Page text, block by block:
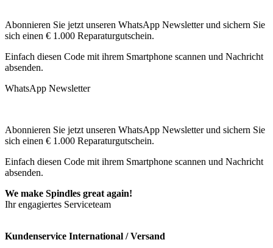
Abonnieren Sie jetzt unseren WhatsApp Newsletter und sichern Sie
sich einen € 1.000 Reparaturgutschein.
Einfach diesen Code mit ihrem Smartphone scannen und Nachricht
absenden.
WhatsApp Newsletter
Abonnieren Sie jetzt unseren WhatsApp Newsletter und sichern Sie
sich einen € 1.000 Reparaturgutschein.
Einfach diesen Code mit ihrem Smartphone scannen und Nachricht
absenden.
We make Spindles great again!
Ihr engagiertes Serviceteam
Kundenservice International / Versand